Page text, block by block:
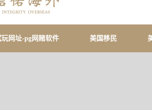
网址-pg网赌软件 美国移民